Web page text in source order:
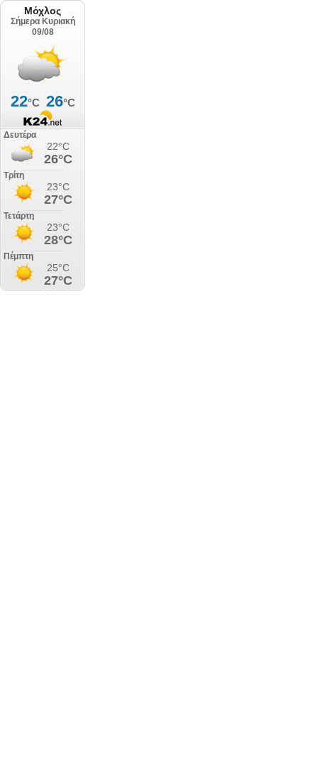
Μόχλος
Σήμερα Κυριακή
09/08
22°C 26°C
Δευτέρα
22°C
26°C
Τρίτη
23°C
27°C
Τετάρτη
23°C
28°C
Πέμπτη
25°C
27°C